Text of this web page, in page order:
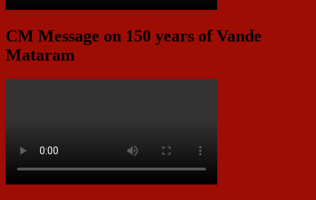
CM Message on 150 years of Vande
Mataram